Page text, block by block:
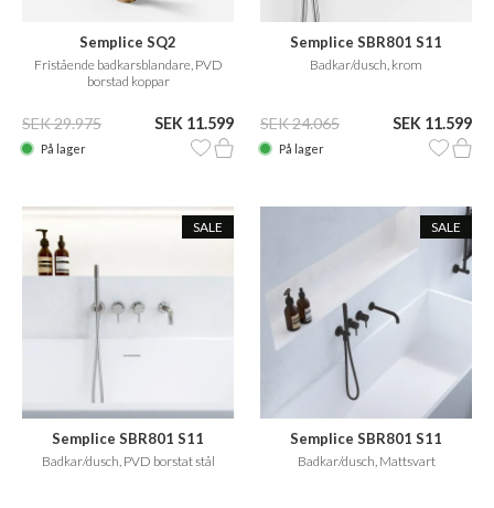
Semplice SQ2
Fristående badkarsblandare, PVD
borstad koppar
SEK 29.975 SEK 11.599
På lager
Semplice SBR801 S11
Badkar/dusch, krom
SEK 24.065 SEK 11.599
På lager
SALE
Semplice SBR801 S11
Badkar/dusch, PVD borstat stål
SALE
Semplice SBR801 S11
Badkar/dusch, Mattsvart